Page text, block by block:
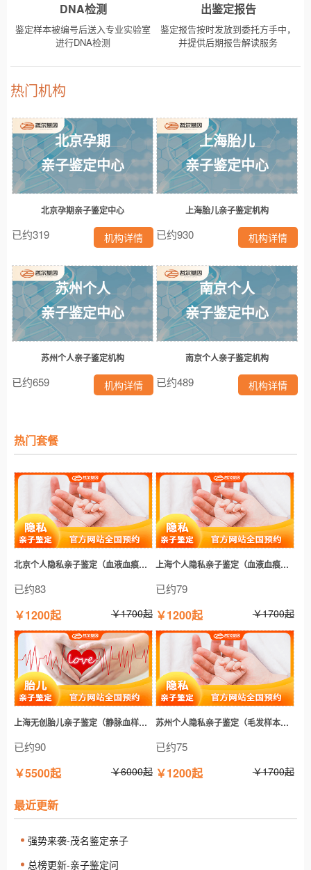
DNA检测
鉴定样本被编号后送入专业实验室
进行DNA检测
出鉴定报告
鉴定报告按时发放到委托方手中，
并提供后期报告解读服务
热门机构
北京孕期
亲子鉴定中心
北京孕期亲子鉴定中心
已约319 机构详情
上海胎儿
亲子鉴定中心
上海胎儿亲子鉴定机构
已约930 机构详情
苏州个人
亲子鉴定中心
苏州个人亲子鉴定机构
已约659 机构详情
南京个人
亲子鉴定中心
南京个人亲子鉴定机构
已约489 机构详情
热门套餐
北京个人隐私亲子鉴定（血液血痕样本鉴定）
已约83
￥1200起 ￥1700起
上海个人隐私亲子鉴定（血液血痕样本鉴定）
已约79
￥1200起 ￥1700起
上海无创胎儿亲子鉴定（静脉血样本鉴定）
已约90
￥5500起 ￥6000起
苏州个人隐私亲子鉴定（毛发样本鉴定）
已约75
￥1200起 ￥1700起
最近更新
强势来袭-茂名鉴定亲子
总榜更新-亲子鉴定问